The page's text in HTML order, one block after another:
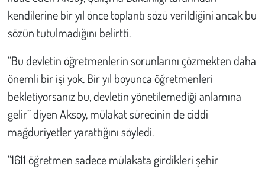
kendilerine bir yıl önce toplantı sözü verildiğini ancak bu
sözün tutulmadığını belirtti.
“Bu devletin öğretmenlerin sorunlarını çözmekten daha
önemli bir işi yok. Bir yıl boyunca öğretmenleri
bekletiyorsanız bu, devletin yönetilemediği anlamına
gelir” diyen Aksoy, mülakat sürecinin de ciddi
mağduriyetler yarattığını söyledi.
“1611 öğretmen sadece mülakata girdikleri şehir